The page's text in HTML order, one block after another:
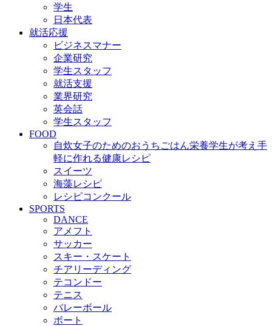
学生
日本代表
就活応援
ビジネスマナー
企業研究
学生スタッフ
就活支援
業界研究
英会話
学生スタッフ
FOOD
自炊女子のためのおうちごはん栄養学生が考え手
軽に作れる健康レシピ
スイーツ
海藻レシピ
レシピコンクール
SPORTS
DANCE
アメフト
サッカー
スキー・スケート
チアリーディング
テコンドー
テニス
バレーボール
ボート